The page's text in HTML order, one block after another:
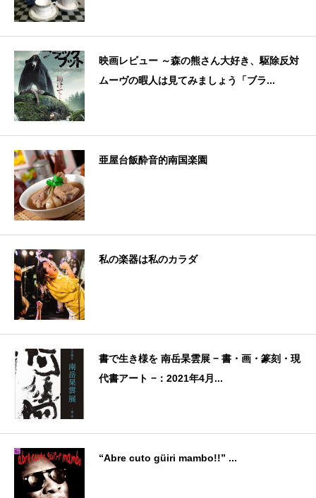
映画レビュー ～森の熊さん大好き、駆除反対
ムーヴの暇人は見てみましょう「ブラ...
亜屋台飯酔音的南国楽園
私の楽器は私のカラダ
書で生き様を 南岳杲雲展 − 書・画・篆刻・現
代書アート −：2021年4月...
“Abre cuto güiri mambo!!” ...